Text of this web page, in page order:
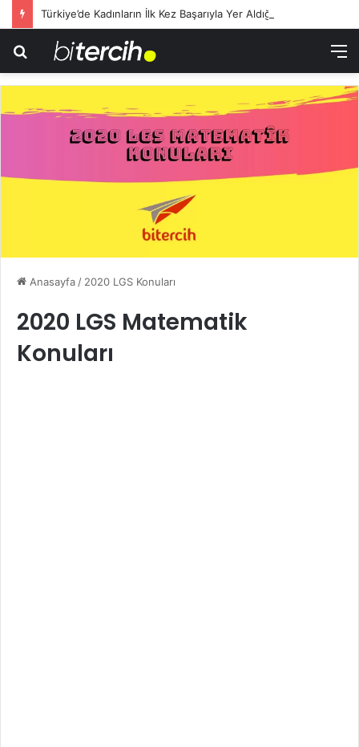
Türkiye’de Kadınların İlk Kez Başarıyla Yer Aldığı Sektörler
Arama
yap
Anasayfa/ 2020 LGS Konuları
2020 LGS Matematik
Konuları